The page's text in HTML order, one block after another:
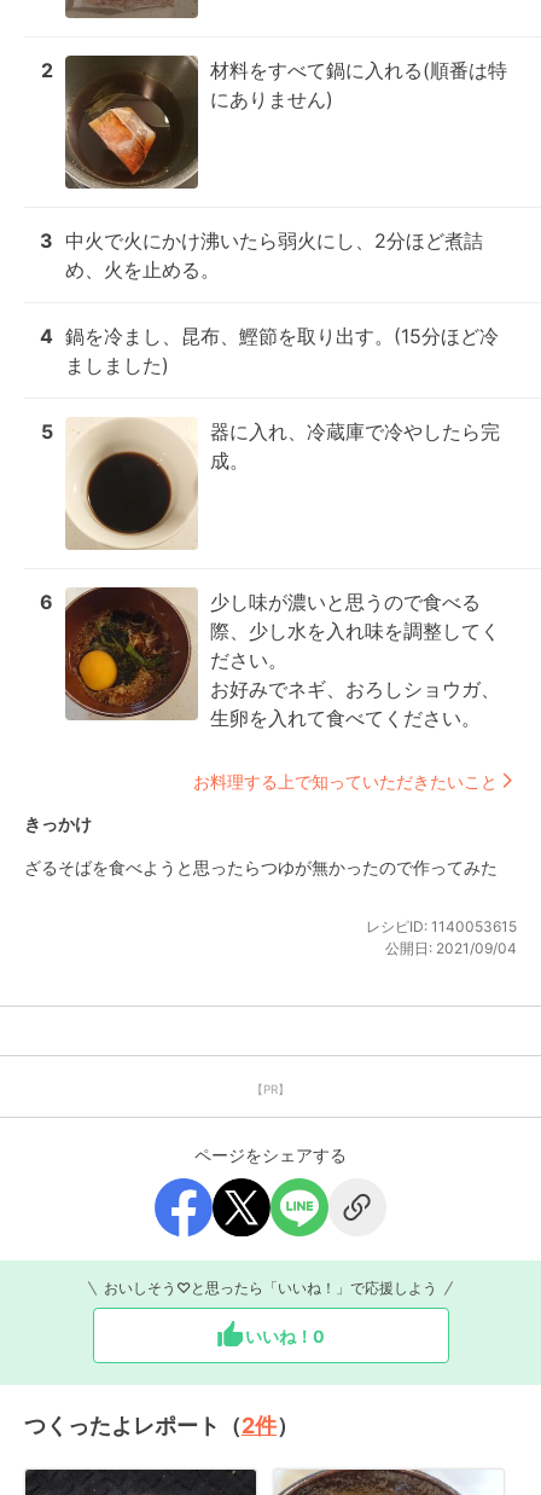
2
材料をすべて鍋に入れる(順番は特
にありません)
3 中火で火にかけ沸いたら弱火にし、2分ほど煮詰
め、火を止める。
4 鍋を冷まし、昆布、鰹節を取り出す。(15分ほど冷
ましました)
5
器に入れ、冷蔵庫で冷やしたら完
成。
6
少し味が濃いと思うので食べる
際、少し水を入れ味を調整してく
ださい。
お好みでネギ、おろしショウガ、
生卵を入れて食べてください。
お料理する上で知っていただきたいこと
きっかけ
ざるそばを食べようと思ったらつゆが無かったので作ってみた
レシピID: 1140053615
公開日: 2021/09/04
【PR】
ページをシェアする
おいしそう♡と思ったら「いいね！」で応援しよう
いいね！ 0
つくったよレポート（2件）